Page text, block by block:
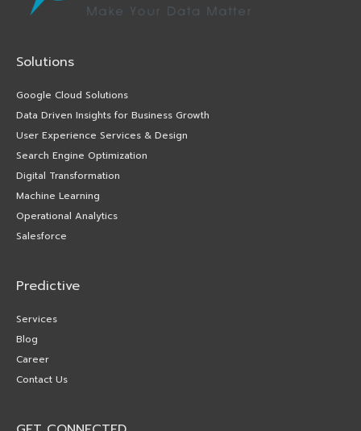
Solutions
Google Cloud Solutions
Data Driven Insights for Business Growth
User Experience Services & Design
Search Engine Optimization
Digital Transformation
Machine Learning
Operational Analytics
Salesforce
Predictive
Services
Blog
Career
Contact Us